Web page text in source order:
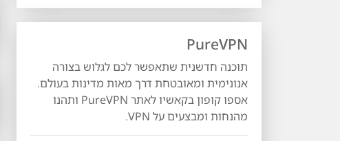
PureVPN
תוכנה חדשנית שתאפשר לכם לגלוש בצורה
אנונימית ומאובטחת דרך מאות מדינות בעולם.
אספו קופון בקאשיו לאתר PureVPN ותהנו
מהנחות ומבצעים על VPN.